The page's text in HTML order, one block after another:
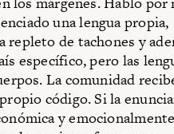
una lengua propia,
repleto de tachones y
específico, pero las
La comunidad
código. Si la
y